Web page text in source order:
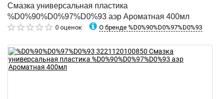
Смазка универсальная пластика
%D0%90%D0%97%D0%93 аэр Ароматная 400мл
0 оценок О бренде %D0%90%D0%97%D0%93